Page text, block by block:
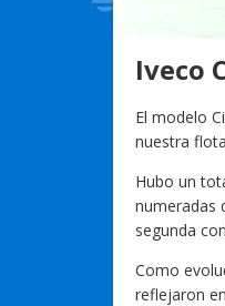
Iveco
El modelo
nuestra
Hubo un
numeradas
segunda
Como
reflejaron